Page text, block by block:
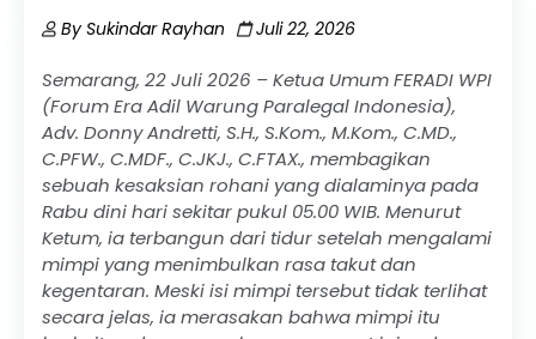
BySukindar Rayhan Juli 22, 2026
Semarang, 22 Juli 2026 – Ketua Umum FERADI WPI
(Forum Era Adil Warung Paralegal Indonesia),
Adv. Donny Andretti, S.H., S.Kom., M.Kom., C.MD.,
C.PFW., C.MDF., C.JKJ., C.FTAX., membagikan
sebuah kesaksian rohani yang dialaminya pada
Rabu dini hari sekitar pukul 05.00 WIB. Menurut
Ketum, ia terbangun dari tidur setelah mengalami
mimpi yang menimbulkan rasa takut dan
kegentaran. Meski isi mimpi tersebut tidak terlihat
secara jelas, ia merasakan bahwa mimpi itu